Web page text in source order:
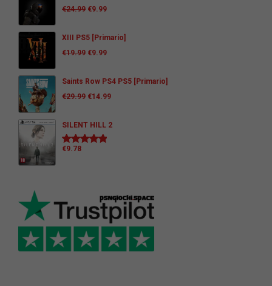
€24.99 €9.99
XIII PS5 [Primario]
€19.99 €9.99
Saints Row PS4 PS5 [Primario]
€29.99 €14.99
SILENT HILL 2
Valutato
€9.78